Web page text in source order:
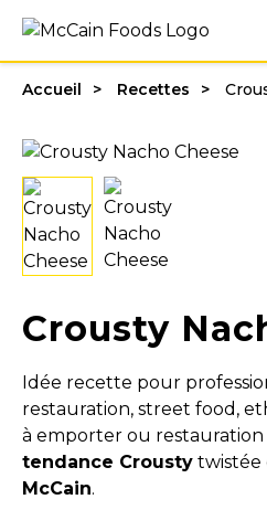
Accueil Recettes
Crousty
Idée recette pour
restauration, street food,
à emporter ou
tendance Crousty twistée
McCain.